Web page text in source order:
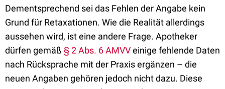
Dementsprechend sei das Fehlen der Angabe kein
Grund für Retaxationen. Wie die Realität allerdings
aussehen wird, ist eine andere Frage. Apotheker
dürfen gemäß § 2 Abs. 6 AMVVeinige fehlende Daten
nach Rücksprache mit der Praxis ergänzen – die
neuen Angaben gehören jedoch nicht dazu. Diese